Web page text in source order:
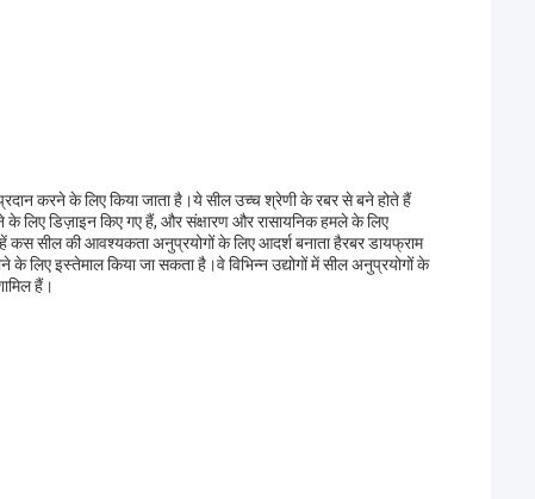
करने के लिए किया जाता है।ये सील उच्च श्रेणी के रबर से बने होते हैं
के लिए डिज़ाइन किए गए हैं, और संक्षारण और रासायनिक हमले के लिए
कस सील की आवश्यकता अनुप्रयोगों के लिए आदर्श बनाता हैरबर डायफ्राम
इस्तेमाल किया जा सकता है।वे विभिन्न उद्योगों में सील अनुप्रयोगों के
हैं।